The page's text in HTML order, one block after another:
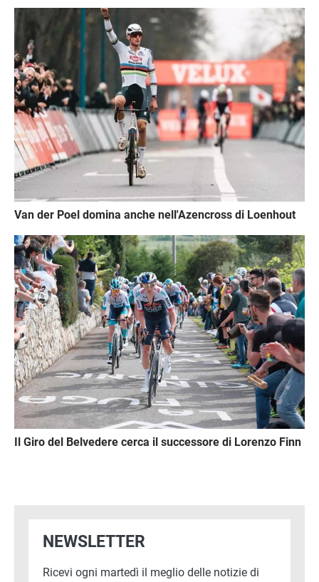
Van der Poel domina anche nell'Azencross di Loenhout
Immagine
Il Giro del Belvedere cerca il successore di Lorenzo Finn
NEWSLETTER
Ricevi ogni martedì il meglio delle notizie di